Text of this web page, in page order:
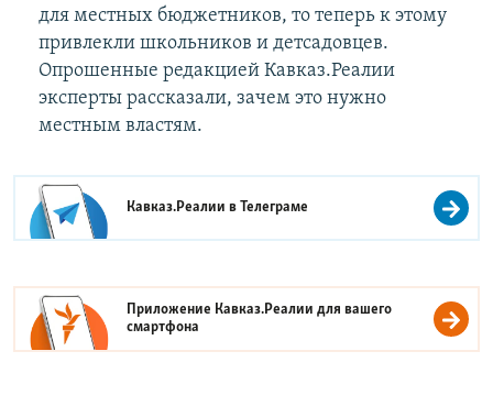
для местных бюджетников, то теперь к этому
привлекли школьников и детсадовцев.
Опрошенные редакцией Кавказ.Реалии
эксперты рассказали, зачем это нужно
местным властям.
Кавказ.Реалии вТелеграме
Приложение Кавказ.Реалии для вашего
смартфона